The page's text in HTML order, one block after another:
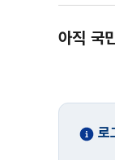
아직 국
로